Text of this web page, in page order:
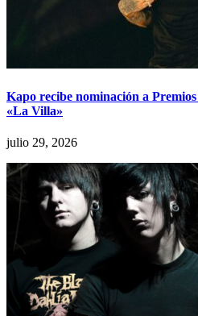
Kapo recibe nominación a
«La Villa»
julio 29, 2026